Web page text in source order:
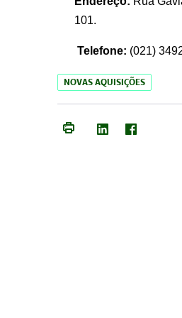
101.
Telefone: (021)
NOVAS AQUISIÇÕES